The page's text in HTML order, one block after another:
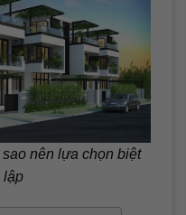
nên lựa chọn biệt
lập